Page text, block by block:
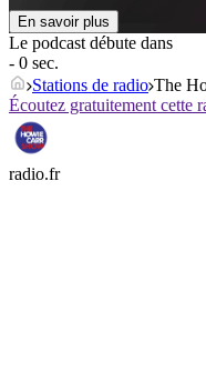
En savoir plus
Le podcast débute dans
- 0 sec.
Stations de radio The
Écoutez gratuitement cette
radio.fr